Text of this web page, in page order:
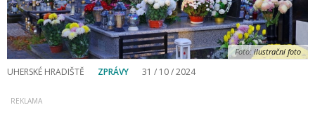
Foto:ilustrační foto
UHERSKÉ HRADIŠTĚ ZPRÁVY 31 / 10 / 2024